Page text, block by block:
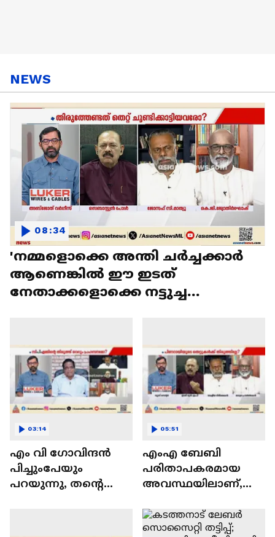
NEWS
'നമ്മളൊക്കെ അന്തി ചർച്ചക്കാർ
ആണെങ്കിൽ ഈ ഇടത്
നേതാക്കളൊക്കെ നട്ടുച്ച
08:34
എം വി ഗോവിന്ദൻ
പിച്ചുംപേയും
പറയുന്നു, തൻ്റെ
03:14
എംഎ ബേബി
പരിതാപകരമായ
അവസ്ഥയിലാണ്,
അദ്ദേഹത്തിന്
പിന്തുണയില്ല:
05:51